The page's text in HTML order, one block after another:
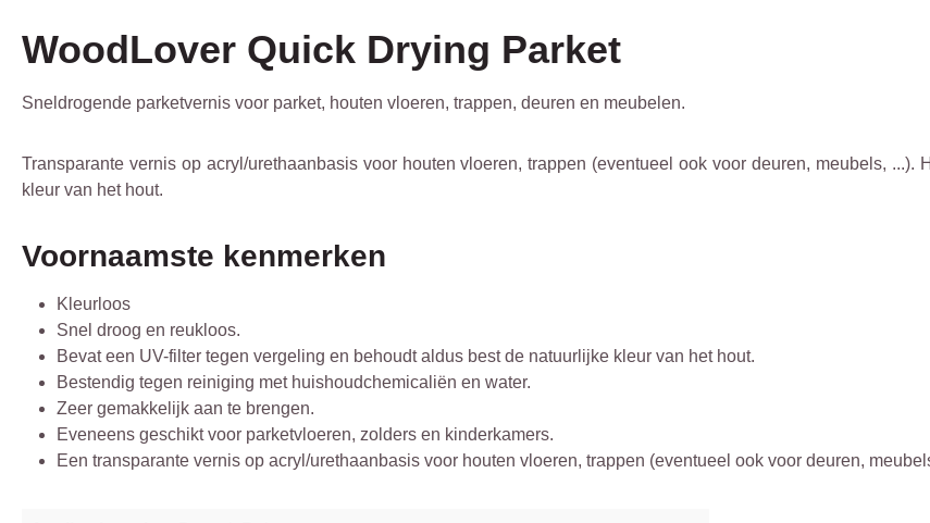
WoodLover Quick Drying Parket
Sneldrogende parketvernis voor parket, houten vloeren, trappen, deuren en meubelen.
Transparante vernis op acryl/urethaanbasis voor houten vloeren, trappen (eventueel ook voor deuren, meubels,
kleur van het hout.
Voornaamste kenmerken
Kleurloos
Snel droog en reukloos.
Bevat een UV-filter tegen vergeling en behoudt aldus best de natuurlijke kleur van het hout.
Bestendig tegen reiniging met huishoudchemicaliën en water.
Zeer gemakkelijk aan te brengen.
Eveneens geschikt voor parketvloeren, zolders en kinderkamers.
Een transparante vernis op acryl/urethaanbasis voor houten vloeren, trappen (eventueel ook voor deuren,